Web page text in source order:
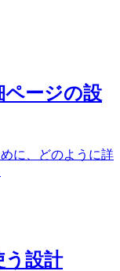
ページの設
に、どのように詳
う設計